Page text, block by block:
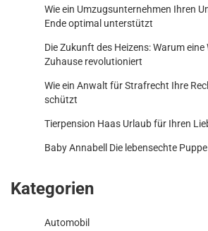
Wie ein Umzugsunternehmen Ihren
Ende optimal unterstützt
Die Zukunft des Heizens: Warum
Zuhause revolutioniert
Wie ein Anwalt für Strafrecht Ihre
schützt
Tierpension Haas Urlaub für Ihren
Baby Annabell Die lebensechte
Kategorien
Automobil